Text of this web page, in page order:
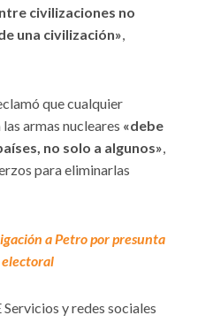
civilizaciones no
una civilización»,
que cualquier
armas nucleares «debe
no solo a algunos»,
para eliminarlas
a Petro por presunta
electoral
y redes sociales